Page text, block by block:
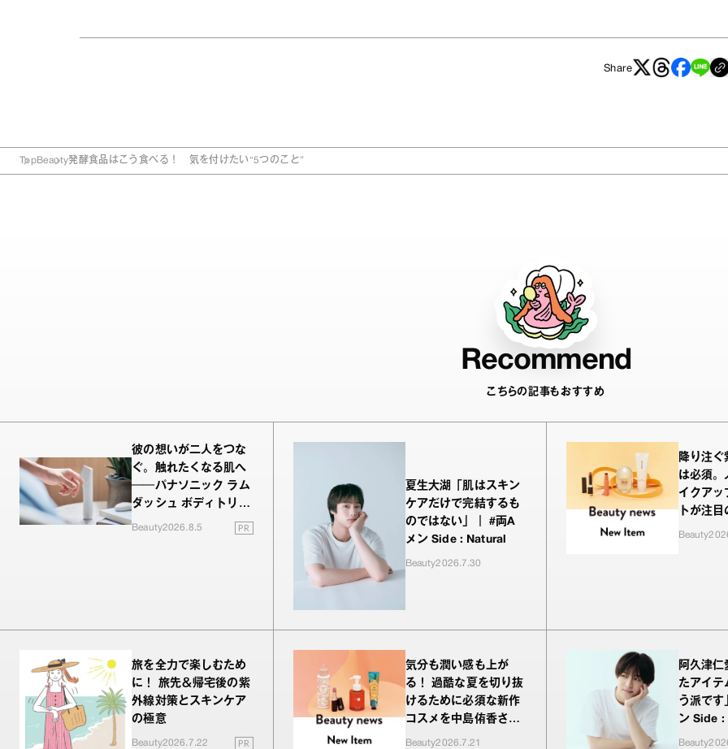
Share
TopBeauty発酵食品はこう食べる！ 気を付けたい“5つのこと”
Recommend
こちらの記事もおすすめ
彼の想いが二人をつな
ぐ。触れたくなる肌へ
──パナソニック ラム
ダッシュ ボディトリマ
ーが進化！
Beauty2026.8.5 PR
夏生大湖「肌はスキン
ケアだけで完結するも
のではない」｜ #両A
メン Side : Natural
Beauty2026.7.30
降り注ぐ
は必須。
イクアッ
トが注目
をお試し
Beauty
旅を全力で楽しむため
に！ 旅先＆帰宅後の紫
外線対策とスキンケア
の極意
Beauty2026.7.22 PR
気分も潤い感も上が
る！ 過酷な夏を切り抜
けるために必須な新作
コスメを中島侑香さん
がお試し
Beauty2026.7.21
阿久津仁
たアイテ
う派です
ン Side
Beauty